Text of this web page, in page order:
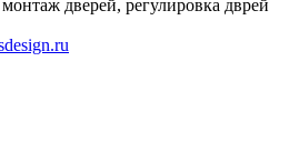
дверей, регулировка дврей